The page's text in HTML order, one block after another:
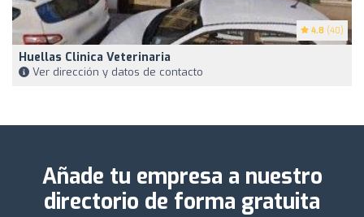
4.8 (40)
Huellas Clinica Veterinaria
Ver dirección y datos de contacto
Añade tu empresa a nuestro
directorio de forma gratuita